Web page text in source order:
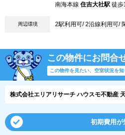
南海本線 住吉大社駅 徒歩
周辺環境 2駅利用可/ 2沿線利用可/
この物件にお問合
この物件を見たい、空室状況を
株式会社エリアリサーチ ハウスモ不動産
初期費用が